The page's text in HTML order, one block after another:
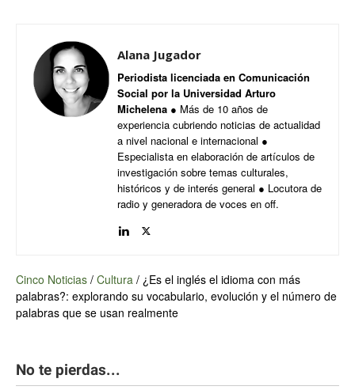
Alana Jugador
Periodista licenciada en Comunicación
Social por la Universidad Arturo
Michelena ● Más de 10 años de
experiencia cubriendo noticias de actualidad
a nivel nacional e internacional ●
Especialista en elaboración de artículos de
investigación sobre temas culturales,
históricos y de interés general ● Locutora de
radio y generadora de voces en off.
Cinco Noticias / Cultura / ¿Es el inglés el idioma con más
palabras?: explorando su vocabulario, evolución y el número de
palabras que se usan realmente
No te pierdas...